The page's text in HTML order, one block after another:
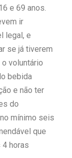
e 69 anos.
ir
legal, e
se já tiverem
voluntário
bebida
e não ter
do
mínimo seis
que
horas